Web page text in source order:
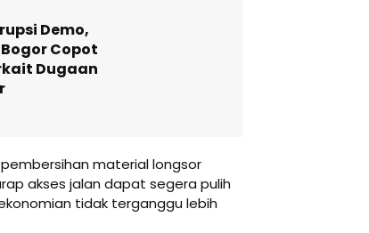
Demo,
Copot
Dugaan
material longsor
akses jalan dapat segera pulih
tidak terganggu lebih